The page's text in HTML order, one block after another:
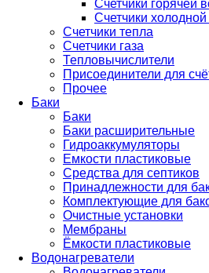
Счетчики горячей
Счетчики
Счетчики тепла
Счетчики газа
Тепловычислители
Присоединители для
Прочее
Баки
Баки
Баки расширительные
Гидроаккумуляторы
Емкости пластиковые
Средства для септиков
Принадлежности для
Комплектующие для
Очистные установки
Мембраны
Ёмкости пластиковые
Водонагреватели